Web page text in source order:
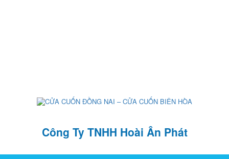
Công Ty TNHH Hoài Ân Phát